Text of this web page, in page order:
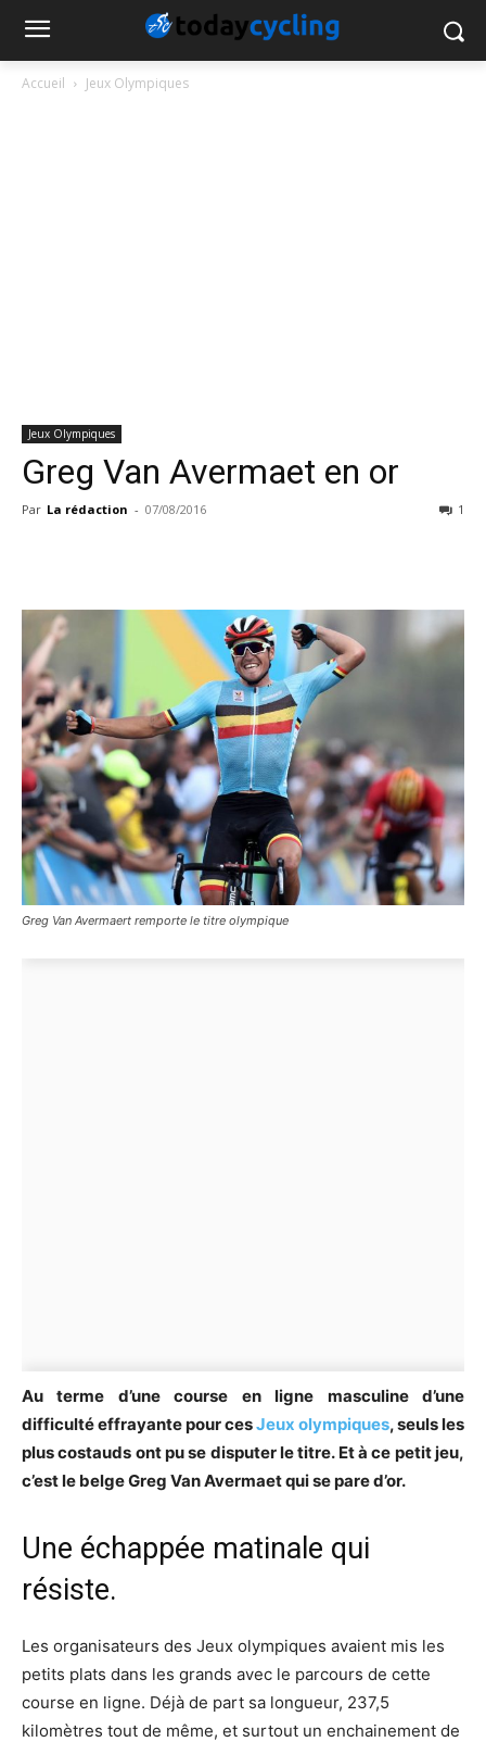
Accueil Jeux Olympiques
Jeux Olympiques
Greg Van Avermaet en or
Par La rédaction - 07/08/2016 1
Greg Van Avermaert remporte le titre olympique
Au terme d’une course en ligne masculine d’une
difficulté effrayante pour cesJeux olympiques, seuls les
plus costauds ont pu se disputer le titre. Et à ce petit jeu,
c’est le belge Greg Van Avermaet qui se pare d’or.
Une échappée matinale qui
résiste.
Les organisateurs des Jeux olympiques avaient mis les
petits plats dans les grands avec le parcours de cette
course en ligne. Déjà de part sa longueur, 237,5
kilomètres tout de même, et surtout un enchainement de